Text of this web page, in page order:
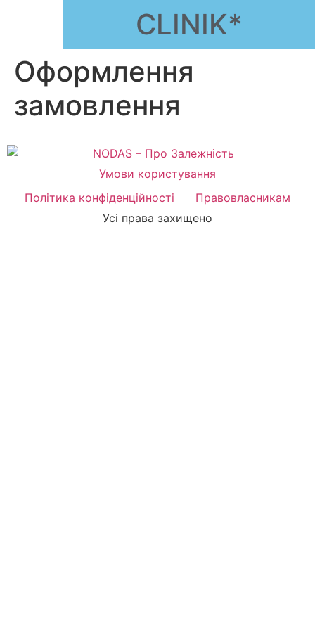
CLINIK*
Оформлення
замовлення
Умови користування
Політика конфіденційності
Правовласникам
Усі права захищено